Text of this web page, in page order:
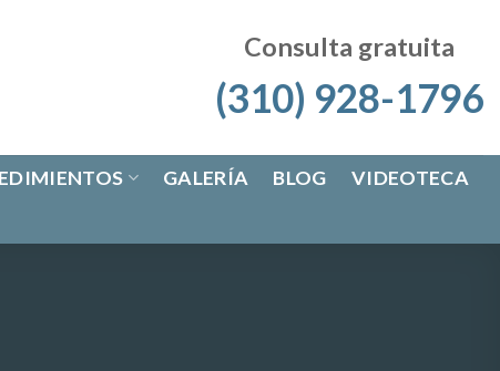
Consulta gratuita
(310) 928-1796
GALERÍA BLOG
VIDEOTECA